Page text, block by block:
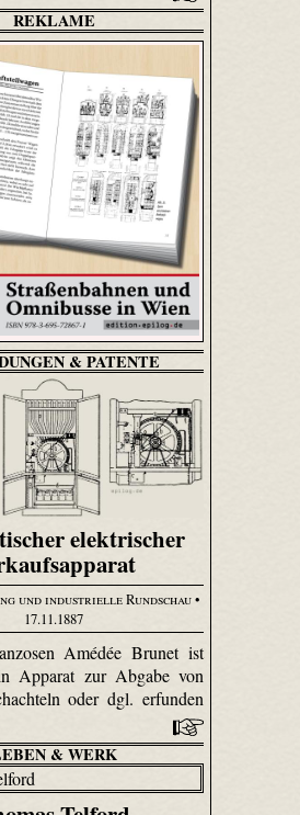
REKLAME
& PATENTE
elektrischer
und industrielle Rundschau•
17.11.1887
Amédée Brunet ist
Apparat zur Abgabe von
oder dgl. erfunden
& WERK